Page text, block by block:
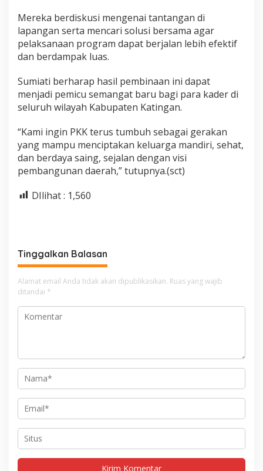
Mereka berdiskusi mengenai tantangan di
lapangan serta mencari solusi bersama agar
pelaksanaan program dapat berjalan lebih efektif
dan berdampak luas.
Sumiati berharap hasil pembinaan ini dapat
menjadi pemicu semangat baru bagi para kader di
seluruh wilayah Kabupaten Katingan.
“Kami ingin PKK terus tumbuh sebagai gerakan
yang mampu menciptakan keluarga mandiri, sehat,
dan berdaya saing, sejalan dengan visi
pembangunan daerah,” tutupnya.(sct)
DIlihat : 1,560
Tinggalkan Balasan
Alamat email Anda tidak akan dipublikasikan. Ruas yang wajib
ditandai *